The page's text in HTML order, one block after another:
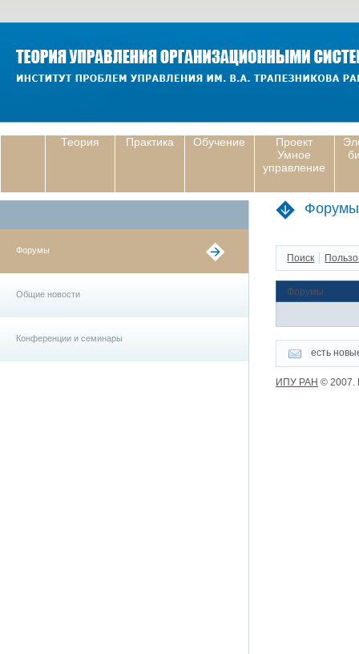
Теория Практика Обучение
Проект
Умное
управление
Форумы
Общие новости
Конференции и семинары
Поиск
Форумы
есть
ИПУ РАН © 2007.